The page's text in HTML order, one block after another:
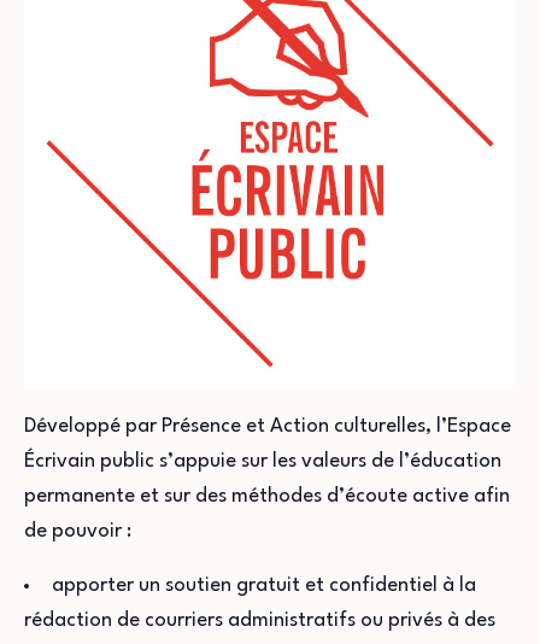
Développé par Présence et Action culturelles, l’Espace
Écrivain public s’appuie sur les valeurs de l’éducation
permanente et sur des méthodes d’écoute active afin
de pouvoir :
apporter un soutien gratuit et confidentiel à la
rédaction de courriers administratifs ou privés à des